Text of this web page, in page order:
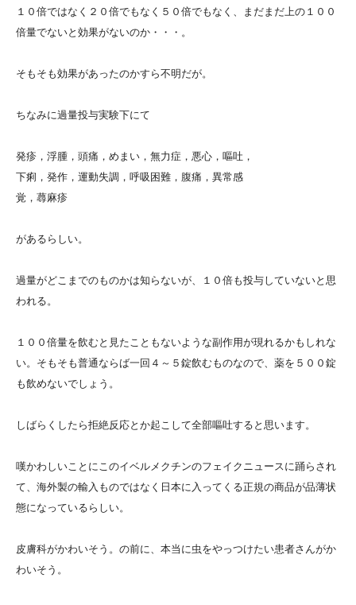
１０倍ではなく２０倍でもなく５０倍でもなく、まだまだ上の１００
倍量でないと効果がないのか・・・。
そもそも効果があったのかすら不明だが。
ちなみに過量投与実験下にて
発疹，浮腫，頭痛，めまい，無力症，悪心，嘔吐，
下痢，発作，運動失調，呼吸困難，腹痛，異常感
覚，蕁麻疹
があるらしい。
過量がどこまでのものかは知らないが、１０倍も投与していないと思
われる。
１００倍量を飲むと見たこともないような副作用が現れるかもしれな
い。そもそも普通ならば一回４～５錠飲むものなので、薬を５００錠
も飲めないでしょう。
しばらくしたら拒絶反応とか起こして全部嘔吐すると思います。
嘆かわしいことにこのイベルメクチンのフェイクニュースに踊らされ
て、海外製の輸入ものではなく日本に入ってくる正規の商品が品薄状
態になっているらしい。
皮膚科がかわいそう。の前に、本当に虫をやっつけたい患者さんがか
わいそう。